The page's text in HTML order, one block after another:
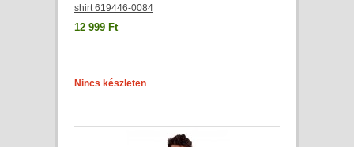
shirt 619446-0084
12 999 Ft
Nincs készleten